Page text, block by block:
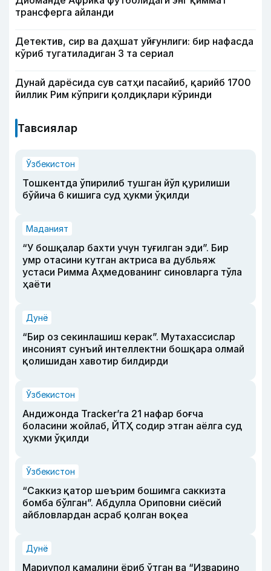
трансферга айланди
Детектив, сир ва даҳшат уйғунлиги: бир нафасда
кўриб тугатиладиган 3 та сериал
Дунай дарёсида сув сатҳи пасайиб, қарийб 1700
йиллик Рим кўприги қолдиқлари кўринди
Тавсиялар
Ўзбекистон
Тошкентда ўпирилиб тушган йўл қурилиши
бўйича 6 кишига суд ҳукми ўқилди
Маданият
“У бошқалар бахти учун туғилган эди”. Бир
умр отасини кутган актриса ва дубльяж
устаси Римма Аҳмедованинг синовларга тўла
ҳаёти
Дунё
“Бир оз секинлашиш керак”. Мутахассислар
инсоният сунъий интеллектни бошқара олмай
қолишидан хавотир билдирди
Ўзбекистон
Андижонда Tracker’га 21 нафар боғча
боласини жойлаб, ЙТҲ содир этган аёлга суд
ҳукми ўқилди
Ўзбекистон
“Саккиз қатор шеърим бошимга саккизта
бомба бўлган”. Абдулла Ориповни сиёсий
айбловлардан асраб қолган воқеа
Дунё
Мариупол қамалини ёриб ўтган ва “Изварино